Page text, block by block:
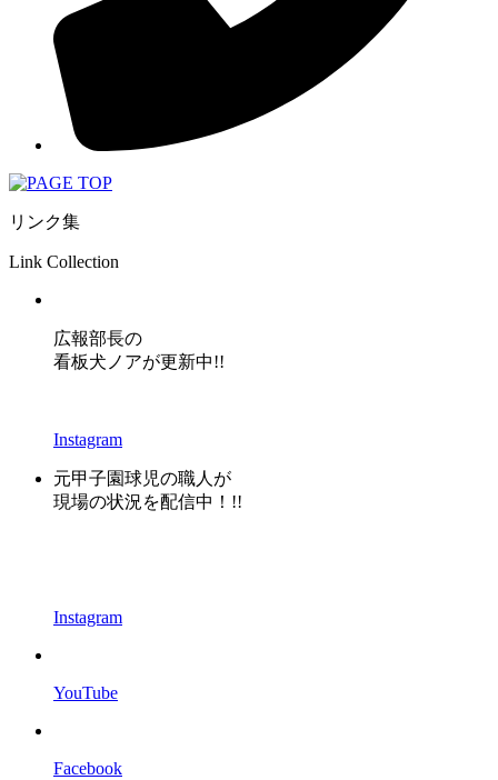
リンク集
Link Collection
広報部長の
看板犬ノアが更新中!!
Instagram
元甲子園球児の職人が
現場の状況を配信中！!!
Instagram
YouTube
Facebook